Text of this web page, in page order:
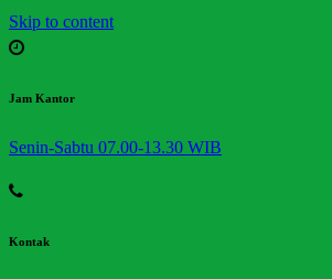
Skip to content
Jam Kantor
Senin-Sabtu 07.00-13.30 WIB
Kontak